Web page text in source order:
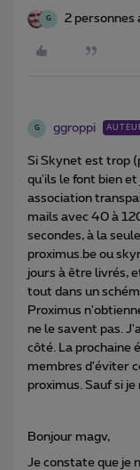
G 2 personnes
G ggroppi
Si Skynet est trop
qu'ils le font bien et
association
mails avec 40 à
secondes, à la
proximus.be ou
jours à être livrés,
tout dans un
Proximus
ne le savent pas.
côté. La prochaine
membres d'éviter
proximus. Sauf si
Bonjour magv,
Je constate que je